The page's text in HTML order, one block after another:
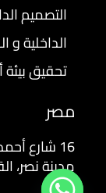
التصميم
الداخلية و
تحقيق بيئة
مصر
16 شارع أحمد فخري
مدينة نصر،
مصر